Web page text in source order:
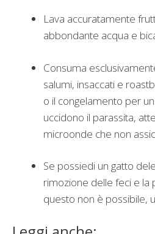
Lava accuratamente
abbondante acqua e
Consuma
salumi, insaccati e
o il congelamento per
uccidono il parassita,
microonde che non
Se possiedi un gatto
rimozione delle feci e la
questo non è possibile,